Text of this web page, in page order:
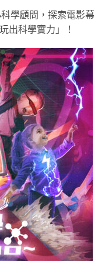
科學顧問，探索電影幕
出科學實力」！